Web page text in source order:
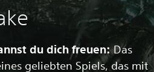
du dich freuen:Das
geliebten Spiels, das mit